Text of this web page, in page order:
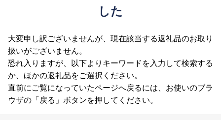
した
大変申し訳ございませんが、現在該当する返礼品のお取り
扱いがございません。
恐れ入りますが、以下よりキーワードを入力して検索する
か、ほかの返礼品をご選択ください。
直前にご覧になっていたページへ戻るには、お使いのブラ
ウザの「戻る」ボタンを押してください。